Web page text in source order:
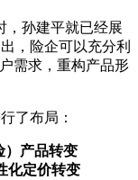
，孙建平就已经展
，险企可以充分利
需求，重构产品形
了布局：
）产品转变
化定价转变